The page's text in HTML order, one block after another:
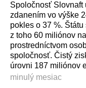
Spoločnosť Slovnaft
zdanením vo výške
pokles o 37 %.
z toho 60 miliónov
prostredníctvom
spoločnosť. Čistý
úrovni 187 miliónov
minulý mesiac